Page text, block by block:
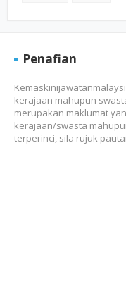
Penafian
kerajaan mahupun
merupakan maklumat
kerajaan/swasta
terperinci, sila rujuk